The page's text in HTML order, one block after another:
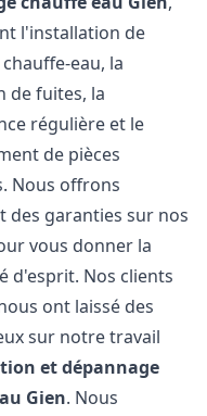
l'installation de
eau, la
de fuites, la
régulière et le
de pièces
Nous offrons
des garanties sur nos
vous donner la
d'esprit. Nos clients
ont laissé des
sur notre travail
et dépannage
Gien. Nous